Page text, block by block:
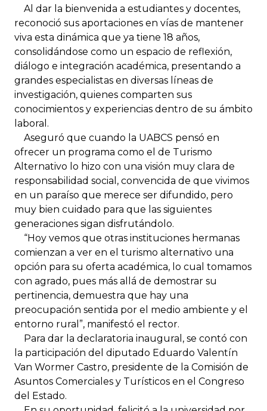
Al dar la bienvenida a estudiantes y docentes,
reconoció sus aportaciones en vías de mantener
viva esta dinámica que ya tiene 18 años,
consolidándose como un espacio de reflexión,
diálogo e integración académica, presentando a
grandes especialistas en diversas líneas de
investigación, quienes comparten sus
conocimientos y experiencias dentro de su ámbito
laboral.
Aseguró que cuando la UABCS pensó en
ofrecer un programa como el de Turismo
Alternativo lo hizo con una visión muy clara de
responsabilidad social, convencida de que vivimos
en un paraíso que merece ser difundido, pero
muy bien cuidado para que las siguientes
generaciones sigan disfrutándolo.
“Hoy vemos que otras instituciones hermanas
comienzan a ver en el turismo alternativo una
opción para su oferta académica, lo cual tomamos
con agrado, pues más allá de demostrar su
pertinencia, demuestra que hay una
preocupación sentida por el medio ambiente y el
entorno rural”, manifestó el rector.
Para dar la declaratoria inaugural, se contó con
la participación del diputado Eduardo Valentín
Van Wormer Castro, presidente de la Comisión de
Asuntos Comerciales y Turísticos en el Congreso
del Estado.